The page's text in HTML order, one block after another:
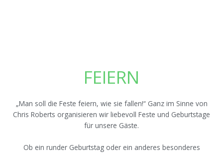
FEIERN
„Man soll die Feste feiern, wie sie fallen!“ Ganz im Sinne von
Chris Roberts organisieren wir liebevoll Feste und Geburtstage
für unsere Gäste.
Ob ein runder Geburtstag oder ein anderes besonderes